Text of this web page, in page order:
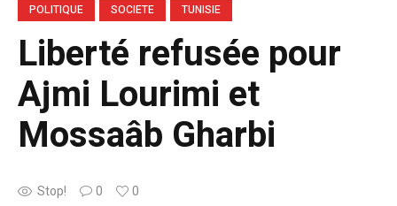
POLITIQUE SOCIETE TUNISIE
Liberté refusée pour
Ajmi Lourimi et
Mossaâb Gharbi
Stop! 0 0